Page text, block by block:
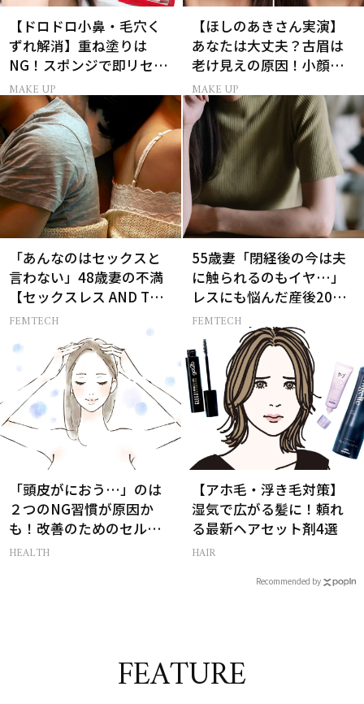
【ドロドロ小鼻・毛穴く
ずれ解消】重ね塗りは
NG！スポンジで即リセッ
トするプロ技
MAKE UP
【ほしのあきさん実演】
あなたは大丈夫？古眉は
老け見えの原因！小顔と
目元パッチリを叶える美
眉術
MAKE UP
「あんなのはセックスと
言わない」48歳妻の不満
【セックスレス AND THE
CITY -女たちの告白-】
FEMTECH
55歳妻「閉経後の今は夫
に触られるのもイヤ…」
レスにも悩んだ産後20年
の葛藤
FEMTECH
「頭皮がにおう…」のは
２つのNG習慣が原因か
も！改善のためのセルフ
ケア【医師監修】
HEALTH
【アホ毛・浮き毛対策】
湿気で広がる髪に！頼れ
る最新ヘアセット剤4選
HAIR
Recommended by
FEATURE